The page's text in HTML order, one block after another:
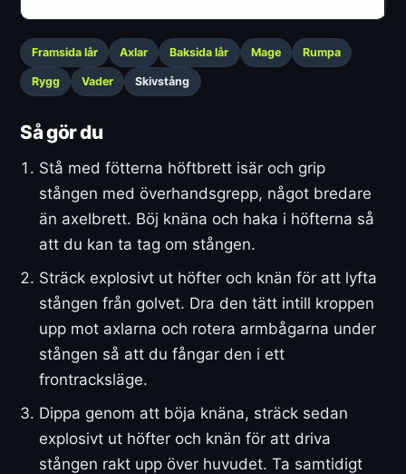
Framsida lår Axlar Baksida lår Mage Rumpa
Rygg Vader Skivstång
Så gör du
Stå med fötterna höftbrett isär och grip
stången med överhandsgrepp, något bredare
än axelbrett. Böj knäna och haka i höfterna så
att du kan ta tag om stången.
Sträck explosivt ut höfter och knän för att lyfta
stången från golvet. Dra den tätt intill kroppen
upp mot axlarna och rotera armbågarna under
stången så att du fångar den i ett
frontracksläge.
Dippa genom att böja knäna, sträck sedan
explosivt ut höfter och knän för att driva
stången rakt upp över huvudet. Ta samtidigt